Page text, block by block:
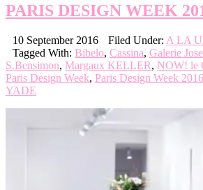
PARIS DESIGN WEEK
10 September 2016 Filed Under: A LA
Tagged With: Bibelo, Cassina, Galerie
S.Bensimon, Margaux KELLER, NOW! le
Paris Design Week, Paris Design Week 2016
YADE